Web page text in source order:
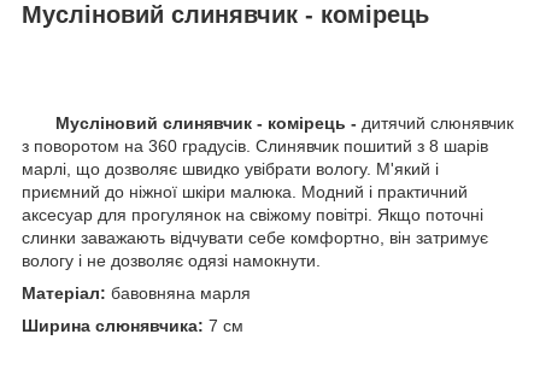
Мусліновий слинявчик - комірець
Мусліновий слинявчик - комірець - дитячий слюнявчик
з поворотом на 360 градусів. Слинявчик пошитий з 8 шарів
марлі, що дозволяє швидко увібрати вологу. М'який і
приємний до ніжної шкіри малюка. Модний і практичний
аксесуар для прогулянок на свіжому повітрі. Якщо поточні
слинки заважають відчувати себе комфортно, він затримує
вологу і не дозволяє одязі намокнути.
Матеріал: бавовняна марля
Ширина слюнявчика: 7 см